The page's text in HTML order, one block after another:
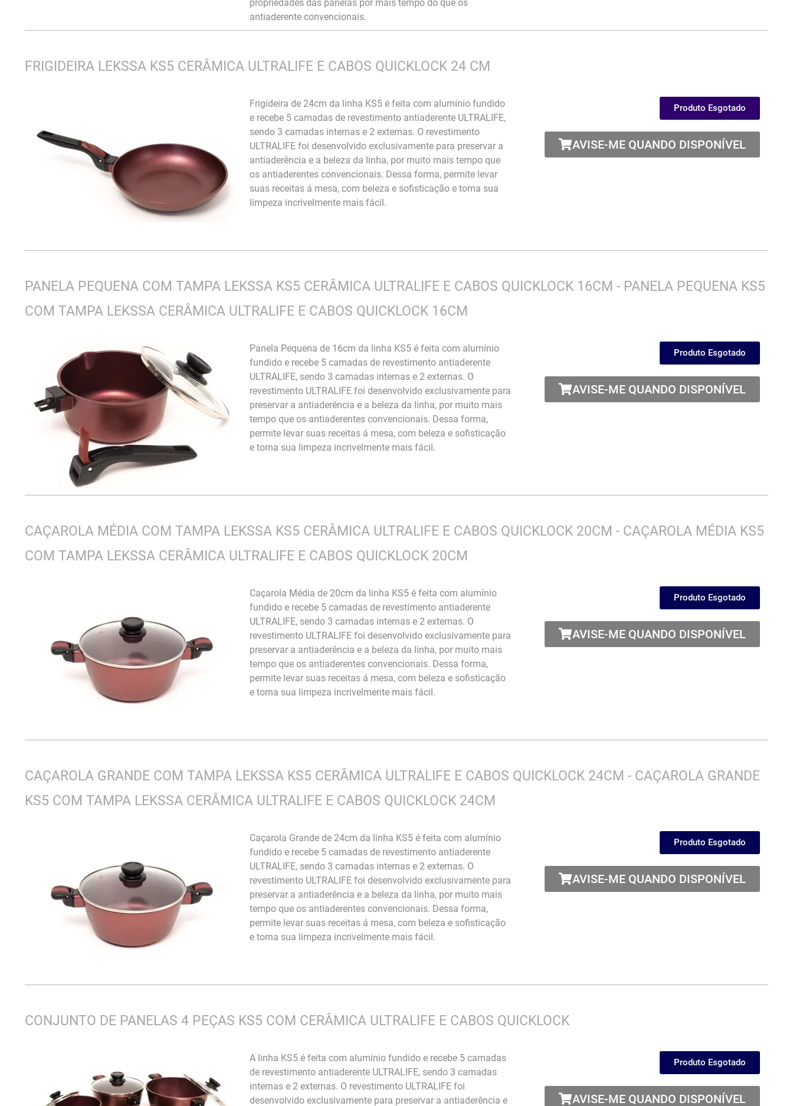
propriedades das panelas por mais tempo do que os
antiaderente convencionais.
FRIGIDEIRA LEKSSA KS5 CERÂMICA ULTRALIFE E CABOS QUICKLOCK 24 CM
Frigideira de 24cm da linha KS5 é feita com alumínio fundido
e recebe 5 camadas de revestimento antiaderente ULTRALIFE,
sendo 3 camadas internas e 2 externas. O revestimento
ULTRALIFE foi desenvolvido exclusivamente para preservar a
antiaderência e a beleza da linha, por muito mais tempo que
os antiaderentes convencionais. Dessa forma, permite levar
suas receitas á mesa, com beleza e sofisticação e torna sua
limpeza incrivelmente mais fácil.
Produto Esgotado
AVISE-ME QUANDO DISPONÍVEL
PANELA PEQUENA COM TAMPA LEKSSA KS5 CERÂMICA ULTRALIFE E CABOS QUICKLOCK 16CM - PANELA PEQUENA KS5
COM TAMPA LEKSSA CERÂMICA ULTRALIFE E CABOS QUICKLOCK 16CM
Panela Pequena de 16cm da linha KS5 é feita com alumínio
fundido e recebe 5 camadas de revestimento antiaderente
ULTRALIFE, sendo 3 camadas internas e 2 externas. O
revestimento ULTRALIFE foi desenvolvido exclusivamente para
preservar a antiaderência e a beleza da linha, por muito mais
tempo que os antiaderentes convencionais. Dessa forma,
permite levar suas receitas á mesa, com beleza e sofisticação
e torna sua limpeza incrivelmente mais fácil.
Produto Esgotado
AVISE-ME QUANDO DISPONÍVEL
CAÇAROLA MÉDIA COM TAMPA LEKSSA KS5 CERÂMICA ULTRALIFE E CABOS QUICKLOCK 20CM - CAÇAROLA MÉDIA KS5
COM TAMPA LEKSSA CERÂMICA ULTRALIFE E CABOS QUICKLOCK 20CM
Caçarola Média de 20cm da linha KS5 é feita com alumínio
fundido e recebe 5 camadas de revestimento antiaderente
ULTRALIFE, sendo 3 camadas internas e 2 externas. O
revestimento ULTRALIFE foi desenvolvido exclusivamente para
preservar a antiaderência e a beleza da linha, por muito mais
tempo que os antiaderentes convencionais. Dessa forma,
permite levar suas receitas á mesa, com beleza e sofisticação
e torna sua limpeza incrivelmente mais fácil.
Produto Esgotado
AVISE-ME QUANDO DISPONÍVEL
CAÇAROLA GRANDE COM TAMPA LEKSSA KS5 CERÂMICA ULTRALIFE E CABOS QUICKLOCK 24CM - CAÇAROLA GRANDE
KS5 COM TAMPA LEKSSA CERÂMICA ULTRALIFE E CABOS QUICKLOCK 24CM
Caçarola Grande de 24cm da linha KS5 é feita com alumínio
fundido e recebe 5 camadas de revestimento antiaderente
ULTRALIFE, sendo 3 camadas internas e 2 externas. O
revestimento ULTRALIFE foi desenvolvido exclusivamente para
preservar a antiaderência e a beleza da linha, por muito mais
tempo que os antiaderentes convencionais. Dessa forma,
permite levar suas receitas á mesa, com beleza e sofisticação
e torna sua limpeza incrivelmente mais fácil.
Produto Esgotado
AVISE-ME QUANDO DISPONÍVEL
CONJUNTO DE PANELAS 4 PEÇAS KS5 COM CERÂMICA ULTRALIFE E CABOS QUICKLOCK
A linha KS5 é feita com alumínio fundido e recebe 5 camadas
de revestimento antiaderente ULTRALIFE, sendo 3 camadas
internas e 2 externas. O revestimento ULTRALIFE foi
desenvolvido exclusivamente para preservar a antiaderência e
Produto Esgotado
AVISE-ME QUANDO DISPONÍVEL